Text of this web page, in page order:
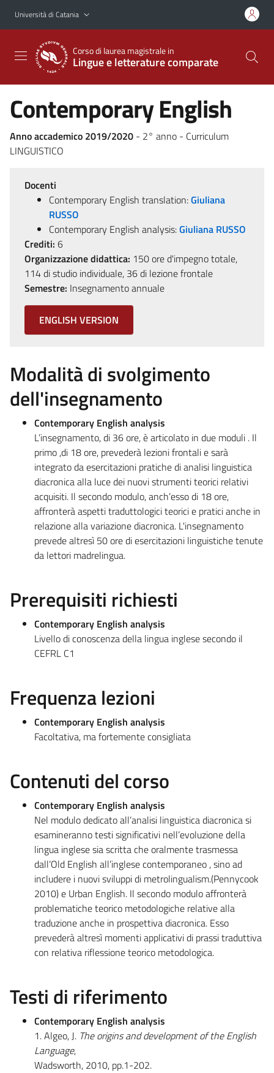
Vai al contenuto principale
Vai al menu di navigazione
Università di Catania
Corso di laurea magistrale in
Lingue e letterature comparate
Contemporary English
Anno accademico 2019/2020 - 2° anno - Curriculum
LINGUISTICO
Docenti
Contemporary English translation:Giuliana
RUSSO
Contemporary English analysis:Giuliana RUSSO
Crediti: 6
Organizzazione didattica: 150 ore d'impegno totale,
114 di studio individuale, 36 di lezione frontale
Semestre: Insegnamento annuale
ENGLISH VERSION
Modalità di svolgimento
dell'insegnamento
Contemporary English analysis
L’insegnamento, di 36 ore, è articolato in due moduli . Il
primo ,di 18 ore, prevederà lezioni frontali e sarà
integrato da esercitazioni pratiche di analisi linguistica
diacronica alla luce dei nuovi strumenti teorici relativi
acquisiti. Il secondo modulo, anch’esso di 18 ore,
affronterà aspetti traduttologici teorici e pratici anche in
relazione alla variazione diacronica. L'insegnamento
prevede altresì 50 ore di esercitazioni linguistiche tenute
da lettori madrelingua.
Prerequisiti richiesti
Contemporary English analysis
Livello di conoscenza della lingua inglese secondo il
CEFRL C1
Frequenza lezioni
Contemporary English analysis
Facoltativa, ma fortemente consigliata
Contenuti del corso
Contemporary English analysis
Nel modulo dedicato all’analisi linguistica diacronica si
esamineranno testi significativi nell’evoluzione della
lingua inglese sia scritta che oralmente trasmessa
dall’Old English all’inglese contemporaneo , sino ad
includere i nuovi sviluppi di metrolingualism.(Pennycook
2010) e Urban English. Il secondo modulo affronterà
problematiche teorico metodologiche relative alla
traduzione anche in prospettiva diacronica. Esso
prevederà altresì momenti applicativi di prassi traduttiva
con relativa riflessione teorico metodologica.
Testi di riferimento
Contemporary English analysis
1. Algeo, J. The origins and development of the English
Language,
Wadsworth, 2010, pp.1-202.